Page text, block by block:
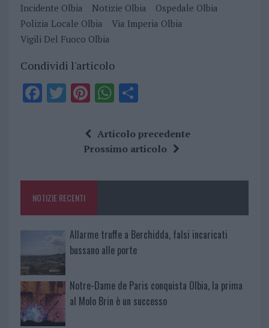
Incidente Olbia
Notizie Olbia
Ospedale Olbia
Polizia Locale Olbia
Via Imperia Olbia
Vigili Del Fuoco Olbia
Condividi l'articolo
F
o
k
T Pi
te
re
W
at
s
p
S
a
re
Articolo precedente
Prossimo articolo
NOTIZIE RECENTI
Allarme truffe a Berchidda, falsi incaricati
bussano alle porte
Notre-Dame de Paris conquista Olbia, la prima
al Molo Brin è un successo